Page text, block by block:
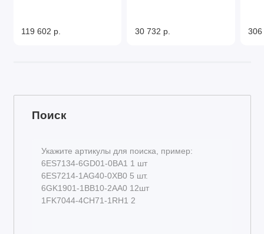
119 602 р. 30 732 р. 306
Поиск